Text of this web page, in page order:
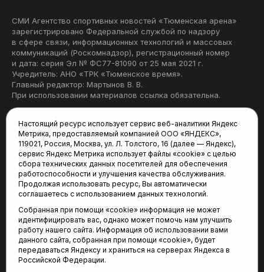
СМИ Агентство спортивных новостей «Тюменская арена»
зарегистрировано Федеральной службой по надзору
в сфере связи, информационных технологий и массовых
коммуникаций (Роскомнадзор), регистрационный номер
и дата: серия Эл № ФС77-81090 от 25 мая 2021 г.
Учредитель: АНО «ТРК «Тюменское время».
Главный редактор: Мартынов В. В.
При использовании материалов ссылка обязательна.
Редакция:
625035, Тюмень, пр. Геологоразведчиков, 28А
(3452) 68-22-28
tum-arena@mail.ru
Отдел продаж:
(3452) 68-89-78
kotovaev@sibinformburo.ru
Настоящий ресурс использует сервис веб-аналитики Яндекс
Метрика, предоставляемый компанией ООО «ЯНДЕКС»,
119021, Россия, Москва, ул. Л. Толстого, 16 (далее — Яндекс),
сервис Яндекс Метрика использует файлы «cookie» с целью
сбора технических данных посетителей для обеспечения
работоспособности и улучшения качества обслуживания.
Продолжая использовать ресурс, Вы автоматически
соглашаетесь с использованием данных технологий.
Собранная при помощи «cookie» информация не может
идентифицировать вас, однако может помочь нам улучшить
работу нашего сайта. Информация об использовании вами
данного сайта, собранная при помощи «cookie», будет
передаваться Яндексу и храниться на серверах Яндекса в
Российской Федерации.